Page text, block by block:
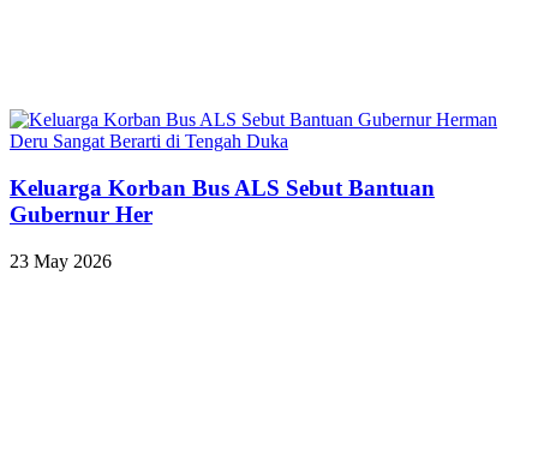
Keluarga Korban Bus ALS Sebut Bantuan
Gubernur Her
23 May 2026